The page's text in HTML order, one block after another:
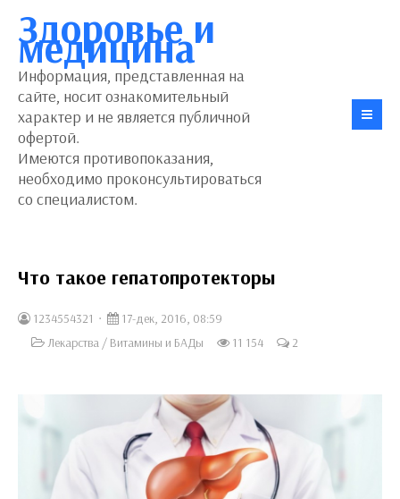
Здоровье и
медицина
Информация, представленная на
сайте, носит ознакомительный
характер и не является публичной
офертой.
Имеются противопоказания,
необходимо проконсультироваться
со специалистом.
Что такое гепатопротекторы
1234554321
17-дек, 2016, 08:59
Лекарства / Витамины и БАДы 11 154 2